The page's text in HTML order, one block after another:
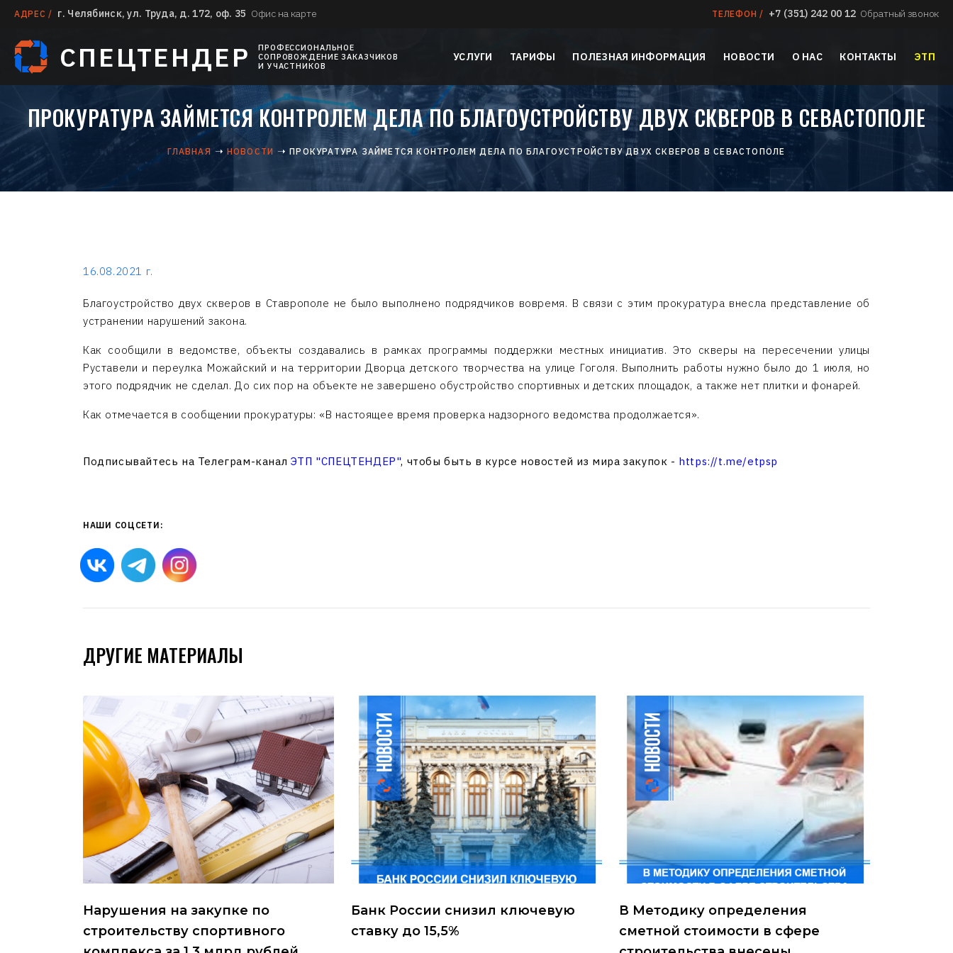
АДРЕС / г. Челябинск, ул. Труда, д. 172, оф. 35 Офис на карте ТЕЛЕФОН / +7 (351) 242 00 12 Обратный звонок
СПЕЦТЕНДЕР
ПРОФЕССИОНАЛЬНОЕ
СОПРОВОЖДЕНИЕ ЗАКАЗЧИКОВ
И УЧАСТНИКОВ
УСЛУГИ ТАРИФЫ ПОЛЕЗНАЯ ИНФОРМАЦИЯ НОВОСТИ О НАС КОНТАКТЫ ЭТП
ПРОКУРАТУРА ЗАЙМЕТСЯ КОНТРОЛЕМ ДЕЛА ПО БЛАГОУСТРОЙСТВУ ДВУХ СКВЕРОВ В СЕВАСТОПОЛЕ
ГЛАВНАЯ НОВОСТИ ПРОКУРАТУРА ЗАЙМЕТСЯ КОНТРОЛЕМ ДЕЛА ПО БЛАГОУСТРОЙСТВУ ДВУХ СКВЕРОВ В СЕВАСТОПОЛЕ
16.08.2021 г.
Благоустройство двух скверов в Ставрополе не было выполнено подрядчиков вовремя. В связи с этим прокуратура внесла представление об
устранении нарушений закона.
Как сообщили в ведомстве, объекты создавались в рамках программы поддержки местных инициатив. Это скверы на пересечении улицы
Руставели и переулка Можайский и на территории Дворца детского творчества на улице Гоголя. Выполнить работы нужно было до 1 июля, но
этого подрядчик не сделал. До сих пор на объекте не завершено обустройство спортивных и детских площадок, а также нет плитки и фонарей.
Как отмечается в сообщении прокуратуры: «В настоящее время проверка надзорного ведомства продолжается».
Подписывайтесь на Телеграм-канал ЭТП "СПЕЦТЕНДЕР", чтобы быть в курсе новостей из мира закупок - https://t.me/etpsp
НАШИ СОЦСЕТИ:
ДРУГИЕ МАТЕРИАЛЫ
Нарушения на закупке по
строительству спортивного
Банк России снизил ключевую
ставку до 15,5%
В Методику определения
сметной стоимости в сфере